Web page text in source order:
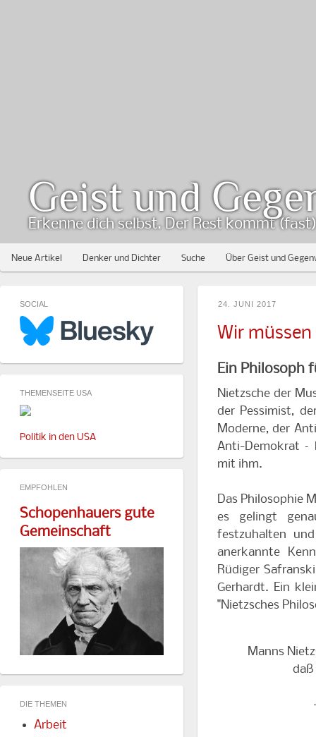
Neue Artikel Denker und Dichter Suche Über Geist und
Geist und
Erkenne dich selbst. Der Rest kommt
24. JUNI 2017
Wir
Ein Philosoph
Nietzsche der
der Pessimist,
Moderne, der
Anti-Demokrat –
mit ihm.
Das Philosophie
es gelingt
festzuhalten
anerkannte
Rüdiger
Gerhardt. Ein
"Nietzsches
Manns
daß
SOCIAL
THEMENSEITE USA
Politik in den USA
EMPFOHLEN
Schopenhauers gute
Gemeinschaft
DIE THEMEN
Arbeit